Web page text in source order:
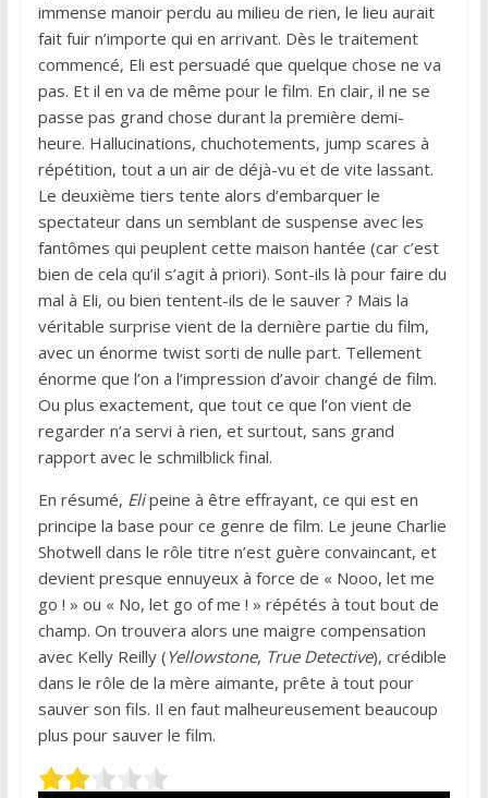
immense manoir perdu au milieu de rien, le lieu aurait
fait fuir n’importe qui en arrivant. Dès le traitement
commencé, Eli est persuadé que quelque chose ne va
pas. Et il en va de même pour le film. En clair, il ne se
passe pas grand chose durant la première demi-
heure. Hallucinations, chuchotements, jump scares à
répétition, tout a un air de déjà-vu et de vite lassant.
Le deuxième tiers tente alors d’embarquer le
spectateur dans un semblant de suspense avec les
fantômes qui peuplent cette maison hantée (car c’est
bien de cela qu’il s’agit à priori). Sont-ils là pour faire du
mal à Eli, ou bien tentent-ils de le sauver ? Mais la
véritable surprise vient de la dernière partie du film,
avec un énorme twist sorti de nulle part. Tellement
énorme que l’on a l’impression d’avoir changé de film.
Ou plus exactement, que tout ce que l’on vient de
regarder n’a servi à rien, et surtout, sans grand
rapport avec le schmilblick final.
En résumé, Elipeine à être effrayant, ce qui est en
principe la base pour ce genre de film. Le jeune Charlie
Shotwell dans le rôle titre n’est guère convaincant, et
devient presque ennuyeux à force de « Nooo, let me
go ! » ou « No, let go of me ! » répétés à tout bout de
champ. On trouvera alors une maigre compensation
avec Kelly Reilly (Yellowstone, True Detective), crédible
dans le rôle de la mère aimante, prête à tout pour
sauver son fils. Il en faut malheureusement beaucoup
plus pour sauver le film.